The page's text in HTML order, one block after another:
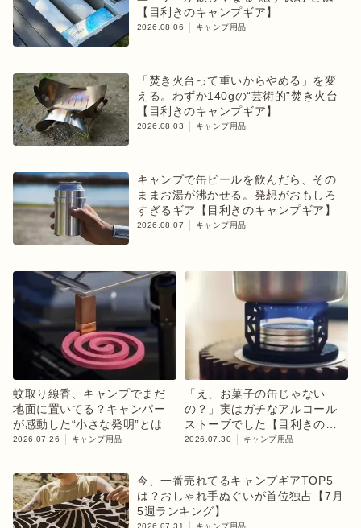
【目利きのキャンプギア】
2026.08.06 キャンプ用品
「焚き火台って重いからやめる」を変
える。わずか140gの“芸術的”焚き火台
【目利きのキャンプギア】
2026.08.03 キャンプ用品
キャンプで缶ビールを飲んだら、その
ままお湯が沸かせる。発想がおもしろ
すぎるギア【目利きのキャンプギア】
2026.08.07 キャンプ用品
蚊取り線香、キャンプでまだ
地面に置いてる？キャンパー
が感動した“小さな発明”とは
2026.07.26 キャンプ用品
「え、お菓子の缶じゃない
の？」実はガチなアルコール
ストーブでした【目利きのキ
ャンプギア】
2026.07.30 キャンプ用品
今、一番売れてるキャンプギアTOP5
は？おしゃれ手ぬぐいが首位独占【7月
5週ランキング】
2026.07.31 キャンプ用品